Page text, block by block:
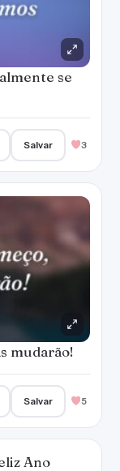
se
Salvar 3
mudarão!
Salvar 5
Ano